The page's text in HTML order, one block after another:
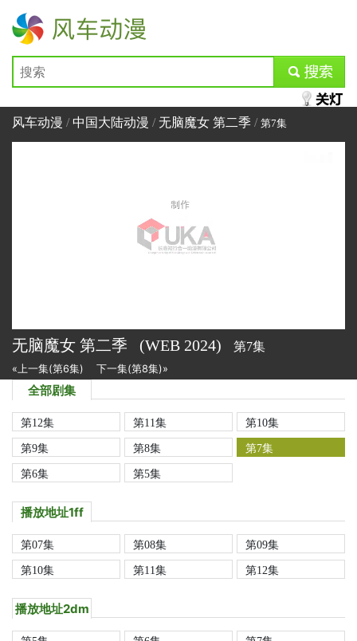
风车动漫
submit
风车动漫 / 中国大陆动漫 /无脑魔女 第二季 / 第7集
无脑魔女 第二季 (WEB 2024) 第7集
«上一集(第6集) 下一集(第8集)»
全部剧集
第12集 第11集
第10集
第9集
第8集
第7集
第6集
第5集
播放地址1ff
第07集 第08集
第09集
第10集
第11集 第12集
播放地址2dm